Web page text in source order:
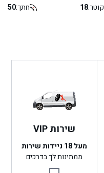
קוטר:18 חתך:50
שירות VIP
מעל 18 ניידות שירות
ממתינות לך בדרכים